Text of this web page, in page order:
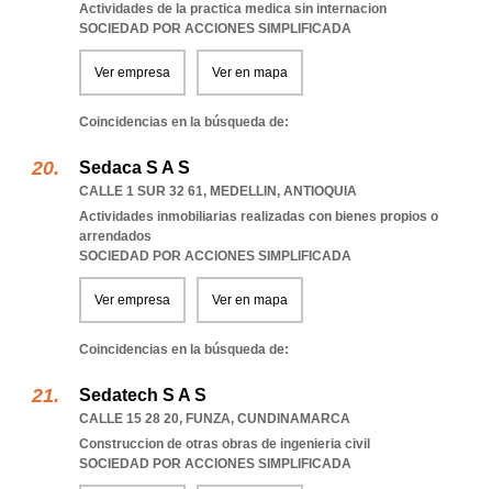
Actividades de la practica medica sin internacion
SOCIEDAD POR ACCIONES SIMPLIFICADA
Ver empresa Ver en mapa
Coincidencias en la búsqueda de:
Sedaca S A S
CALLE 1 SUR 32 61, MEDELLIN, ANTIOQUIA
Actividades inmobiliarias realizadas con bienes propios o
arrendados
SOCIEDAD POR ACCIONES SIMPLIFICADA
Ver empresa Ver en mapa
Coincidencias en la búsqueda de:
Sedatech S A S
CALLE 15 28 20, FUNZA, CUNDINAMARCA
Construccion de otras obras de ingenieria civil
SOCIEDAD POR ACCIONES SIMPLIFICADA